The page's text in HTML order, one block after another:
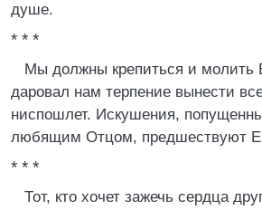
душе.
* * *
Мы должны крепиться и молить
даровал нам терпение вынести
ниспошлет. Искушения,
любящим Отцом, предшествуют
* * *
Тот, кто хочет зажечь сердца